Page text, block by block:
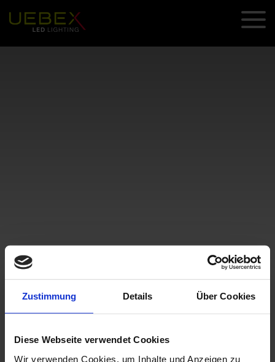
Zustimmung Details Über Cookies
Diese Webseite verwendet Cookies
Wir verwenden Cookies, um Inhalte und Anzeigen zu